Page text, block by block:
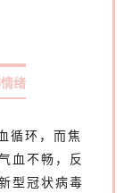
绪
循环，而焦
血不畅，反
型冠状病毒